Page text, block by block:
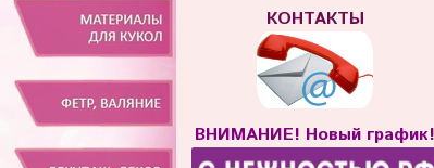
КОНТАКТЫ
ВНИМАНИЕ! Новый график!